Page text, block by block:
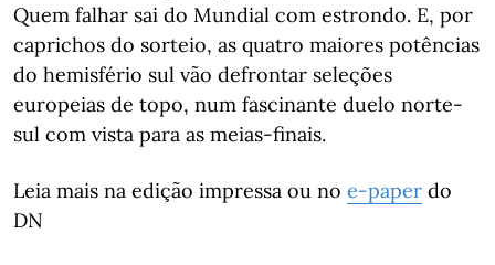
Quem falhar sai do Mundial com estrondo. E, por
caprichos do sorteio, as quatro maiores potências
do hemisfério sul vão defrontar seleções
europeias de topo, num fascinante duelo norte-
sul com vista para as meias-finais.
Leia mais na edição impressa ou no e-paper do
DN